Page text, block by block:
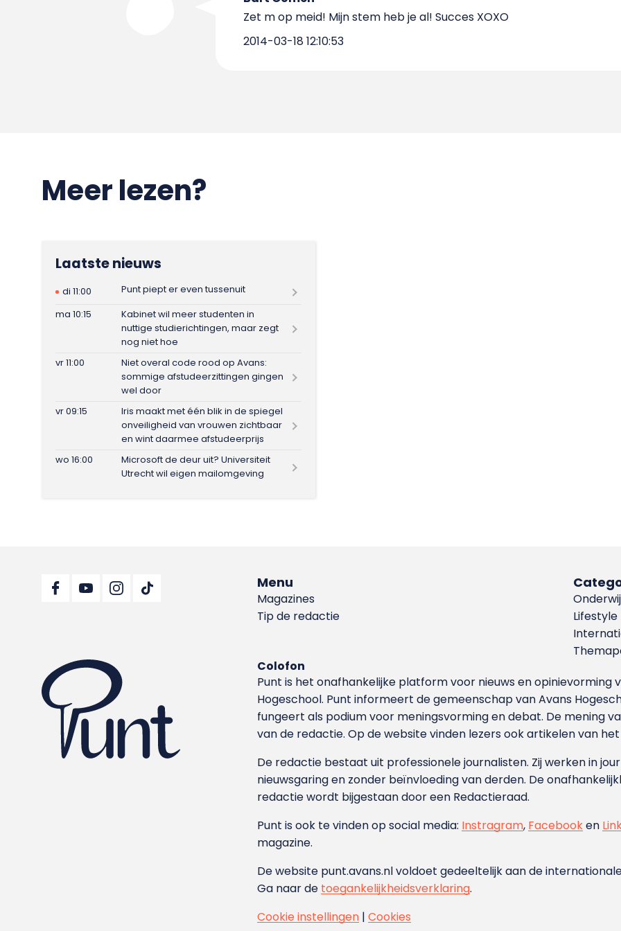
Zet m op meid! Mijn stem heb je al! Succes XOXO
2014-03-18 12:10:53
Meer lezen?
Laatste nieuws
di 11:00
Punt piept er even tussenuit
ma 10:15
Kabinet wil meer studenten in
nuttige studierichtingen, maar zegt
nog niet hoe
vr 11:00
Niet overal code rood op Avans:
sommige afstudeerzittingen gingen
wel door
vr 09:15
Iris maakt met één blik in de spiegel
onveiligheid van vrouwen zichtbaar
en wint daarmee afstudeerprijs
wo 16:00
Microsoft de deur uit? Universiteit
Utrecht wil eigen mailomgeving
Menu
Magazines
Tip de redactie
Lifestyle
Colofon
Punt is het onafhankelijke platform voor nieuws en opinievorming
Hoge­school. Punt informeert de gemeenschap van Avans
fungeert als podium voor meningsvorming en debat. De mening
van de redactie. Op de website vinden lezers ook artikelen van het
De redactie bestaat uit professionele journalisten. Zij werken in
nieuwsgaring en zonder beïnvloeding van derden. De
redactie wordt bijgestaan door een Redactieraad.
Punt is ook te vinden op social media: Instragram, Facebooken
magazine.
De website punt.avans.nl voldoet gedeeltelijk aan de
Ga naar de toegankelijkheidsverklaring.
Cookie instellingen |Cookies